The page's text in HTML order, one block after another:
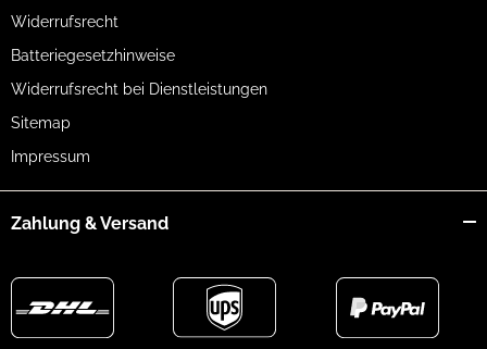
Widerrufsrecht
Batteriegesetzhinweise
Widerrufsrecht bei Dienstleistungen
Sitemap
Impressum
Zahlung & Versand